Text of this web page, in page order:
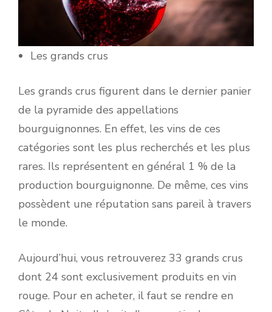
Les grands crus
Les grands crus figurent dans le dernier panier
de la pyramide des appellations
bourguignonnes. En effet, les vins de ces
catégories sont les plus recherchés et les plus
rares. Ils représentent en général 1 % de la
production bourguignonne. De même, ces vins
possèdent une réputation sans pareil à travers
le monde.
Aujourd’hui, vous retrouverez 33 grands crus
dont 24 sont exclusivement produits en vin
rouge. Pour en acheter, il faut se rendre en